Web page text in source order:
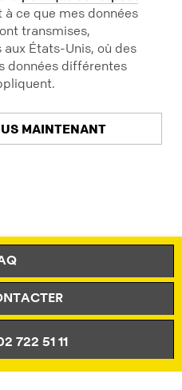
à ce que mes données
transmises,
États-Unis, où des
données différentes
MAINTENANT
722 51 11